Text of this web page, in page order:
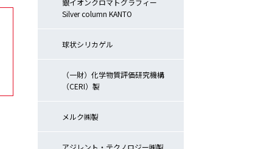
銀イオンクロマトグラフィー
Silver column KANTO
球状シリカゲル
（一財）化学物質評価研究機構
（CERI）製
メルク㈱製
アジレント・テクノロジー㈱製